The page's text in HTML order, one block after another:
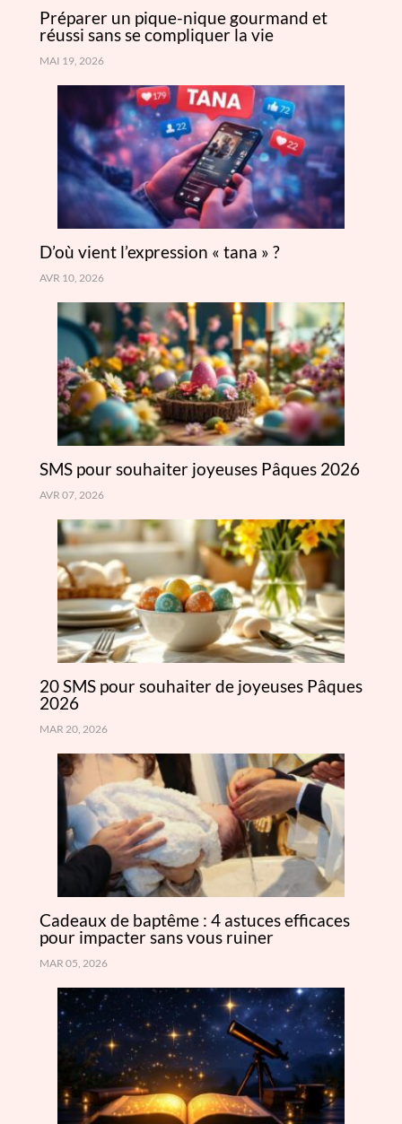
Préparer un pique-nique gourmand et
réussi sans se compliquer la vie
MAI 19, 2026
D’où vient l’expression « tana » ?
AVR 10, 2026
SMS pour souhaiter joyeuses Pâques 2026
AVR 07, 2026
20 SMS pour souhaiter de joyeuses Pâques
2026
MAR 20, 2026
Cadeaux de baptême : 4 astuces efficaces
pour impacter sans vous ruiner
MAR 05, 2026